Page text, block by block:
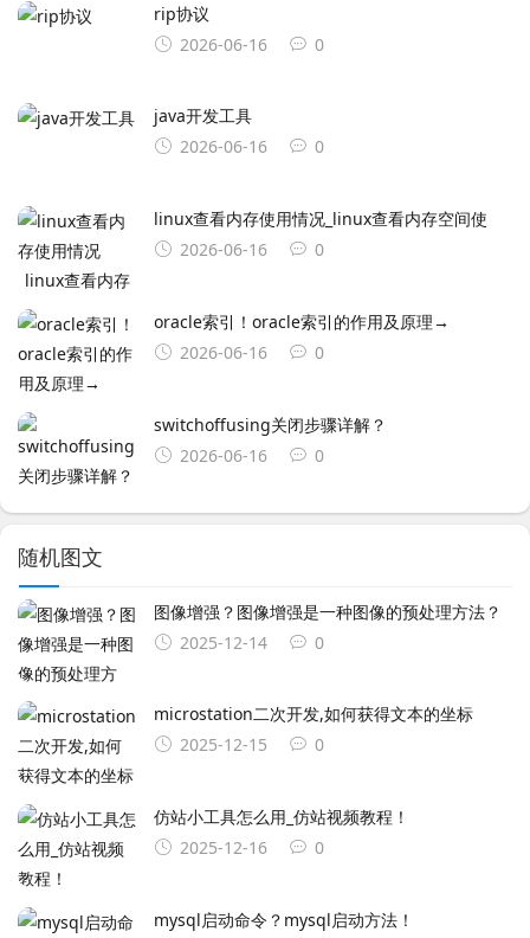
rip协议
2026-06-16
0
java开发工具
2026-06-16
0
linux查看内存使用情况_linux查看内存空间使
2026-06-16
0
oracle索引！oracle索引的作用及原理→
2026-06-16
0
switchoffusing关闭步骤详解？
2026-06-16
0
随机图文
图像增强？图像增强是一种图像的预处理方法？
2025-12-14
0
microstation二次开发,如何获得文本的坐标
2025-12-15
0
仿站小工具怎么用_仿站视频教程！
2025-12-16
0
mysql启动命令？mysql启动方法！